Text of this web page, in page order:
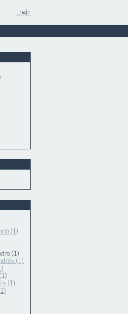
Login
(1)
(1)
(1)
(1)